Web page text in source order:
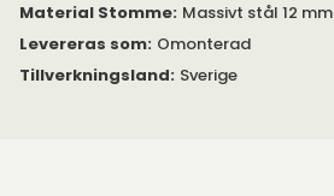
Material Stomme: Massivt stål 12 mm
Levereras som: Omonterad
Tillverkningsland: Sverige